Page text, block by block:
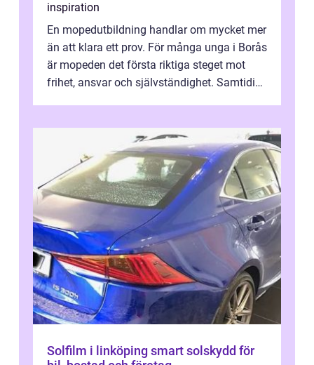
inspiration
En mopedutbildning handlar om mycket mer
än att klara ett prov. För många unga i Borås
är mopeden det första riktiga steget mot
frihet, ansvar och självständighet. Samtidigt
Solfilm i linköping smart solskydd för